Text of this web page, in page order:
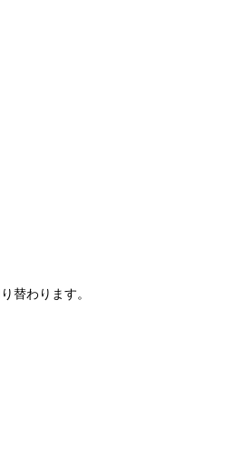
替わります。